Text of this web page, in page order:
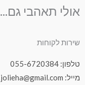
אולי תאהבי גם...
שירות לקוחות
טלפון: 055-6720384
מייל: 1jolieha@gmail.com